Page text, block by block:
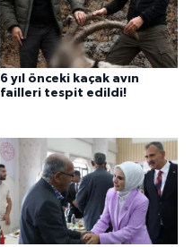
6 yıl önceki kaçak avın
failleri tespit edildi!